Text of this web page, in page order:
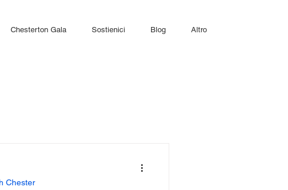
Chesterton Gala Sostienici Blog Altro
Chester